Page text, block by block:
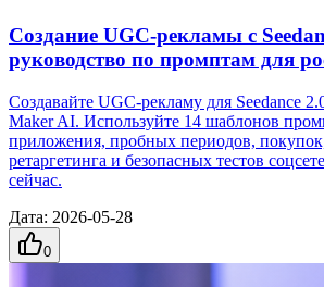
Создание UGC-рекламы с
руководство по промптам для
Создавайте UGC-рекламу для Seedance
Maker AI. Используйте 14 шаблонов
приложения, пробных периодов,
ретаргетинга и безопасных тестов
сейчас.
Дата: 2026-05-28
0